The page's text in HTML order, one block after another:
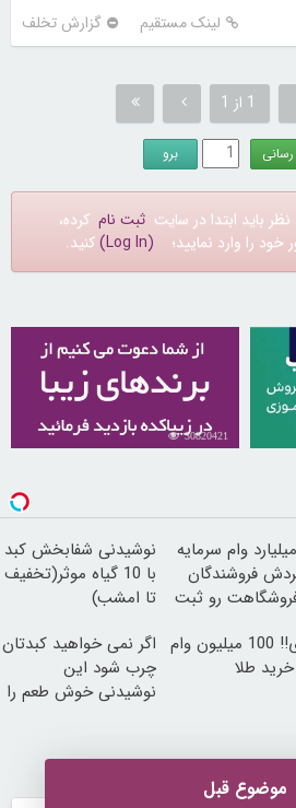
لینک مستقیم گزارش تخلف
1 از 1
باید ابتدا در سایت ثبت نام کرده،
را وارد نمایید؛ (Log In) کنید.
30820421
3میلیارد وام سرمایه
فروشندگان
رو ثبت
نوشیدنی شفابخش کبد
با 10 گیاه موثر(تخفیف
تا امشب)
فوری‼️ 100 میلیون وام
طلا
اگر نمی خواهید کبدتان
چرب شود این
نوشیدنی خوش طعم را
موضوع قبل